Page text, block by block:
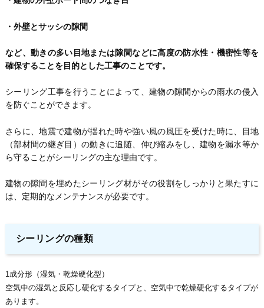
・外壁とサッシの隙間
など、動きの多い目地または隙間などに高度の防水性・機密性等を
確保することを目的とした工事のことです。
シーリング工事を行うことによって、建物の隙間からの雨水の侵入
を防ぐことができます。
さらに、地震で建物が揺れた時や強い風の風圧を受けた時に、目地
（部材間の継ぎ目）の動きに追随、伸び縮みをし、建物を漏水等か
ら守ることがシーリングの主な理由です。
建物の隙間を埋めたシーリング材がその役割をしっかりと果たすに
は、定期的なメンテナンスが必要です。
シーリングの種類
1成分形（湿気・乾燥硬化型）
空気中の湿気と反応し硬化するタイプと、空気中で乾燥硬化するタイプが
あります。